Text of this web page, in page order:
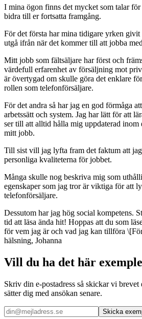
I mina ögon finns det mycket som talar
bidra till er fortsatta framgång.
För det första har mina tidigare yrken
utgå ifrån när det kommer till att jobba
Mitt jobb som fältsäljare har först och
värdefull erfarenhet av försäljning mot
är övertygad om skulle göra det enklare
rollen som telefonförsäljare.
För det andra så har jag en god förmåga
arbetssätt och system. Jag har lätt för att
ser till att alltid hålla mig uppdaterad inom
mitt jobb.
Till sist vill jag lyfta fram det faktum att
personliga kvaliteterna för jobbet.
Många skulle nog beskriva mig som
egenskaper som jag tror är viktiga för att
telefonförsäljare.
Dessutom har jag hög social kompetens.
tid att läsa ända hit! Hoppas att du som
för vem jag är och vad jag kan tillföra
hälsning, Johanna
Vill du ha det här
Skriv din e-postadress så skickar vi
sätter dig med ansökan senare.
Skicka